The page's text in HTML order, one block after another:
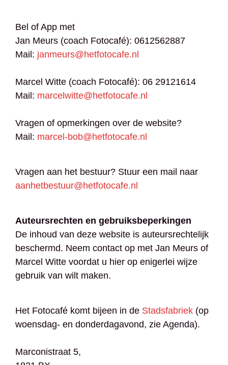
Bel of App met
Jan Meurs (coach Fotocafé): 0612562887
Mail: janmeurs@hetfotocafe.nl
Marcel Witte (coach Fotocafé): 06 29121614
Mail: marcelwitte@hetfotocafe.nl
Vragen of opmerkingen over de website?
Mail: marcel-bob@hetfotocafe.nl
Vragen aan het bestuur? Stuur een mail naar
aanhetbestuur@hetfotocafe.nl
Auteursrechten en gebruiksbeperkingen
De inhoud van deze website is auteursrechtelijk
beschermd. Neem contact op met Jan Meurs of
Marcel Witte voordat u hier op enigerlei wijze
gebruik van wilt maken.
Het Fotocafé komt bijeen in de Stadsfabriek (op
woensdag- en donderdagavond, zie Agenda).
Marconistraat 5,